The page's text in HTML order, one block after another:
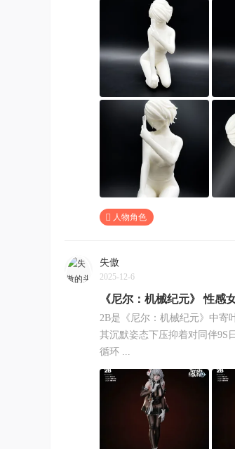
人物角色
失傲
2025-12-6
《尼尔：机
2B是《尼尔：机械纪元》中寄
其沉默姿态下压抑着对同伴9S
循环 ...